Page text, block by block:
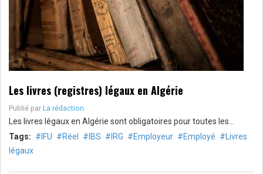
Les livres (registres) légaux en Algérie
Publié par La rédaction
Les livres légaux en Algérie sont obligatoires pour toutes les…
Tags:
IFU Réel IBS IRG Employeur Employé
Livres
légaux